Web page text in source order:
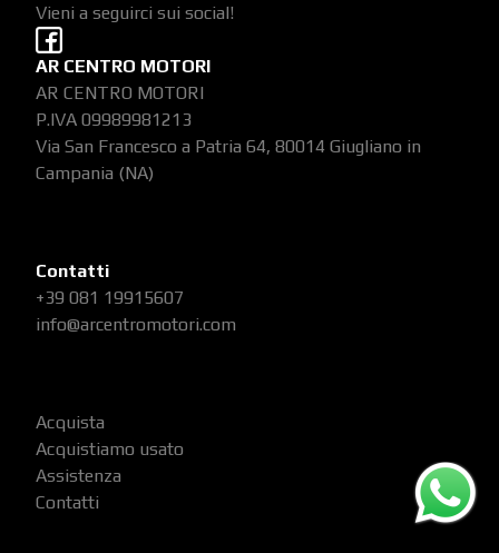
Vieni a seguirci sui social!
AR CENTRO MOTORI
AR CENTRO MOTORI
P.IVA 09989981213
Via San Francesco a Patria 64, 80014 Giugliano in
Campania (NA)
Contatti
+39 081 19915607
info@arcentromotori.com
Acquista
Acquistiamo usato
Assistenza
Contatti